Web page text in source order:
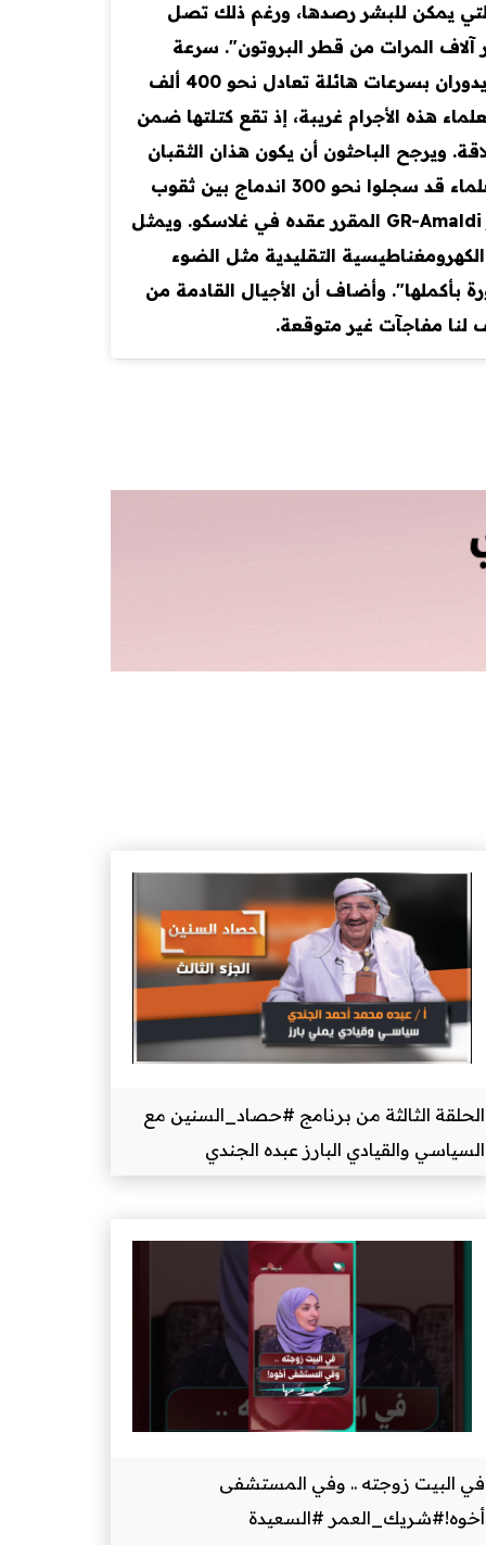
يمكن للبشر رصدها، ورغم ذلك تصل
آلاف المرات من قطر البروتون". سرعة
هائلة وقد كشفت تحليلات الإشارة أن الثقبين الأسودين كانت كتلتهما 103 و137 ضعف كتلة الشمس، وكانا يدوران بسرعات هائلة تعادل نحو 400 ألف
هذه الأجرام غريبة، إذ تقع كتلتها ضمن
ويرجح الباحثون أن يكون هذان الثقبان
نفسيهما نتاج اندماجات سابقة بين ثقوب سوداء أصغر، وهو ما يفسر ضخامتهما وسرعة دورانهما. وكان العلماء قد سجلوا نحو 300 اندماج بين ثقوب
سوداء عبر موجات الجاذبية. لكن هذا الحدث الأخير قلب الموازين العلمية، وسيتم عرضه تفصيليًا في مؤتمر GR-Amaldi المقرر عقده في غلاسكو. ويمثل
التقليدية مثل الضوء
بأكملها". وأضاف أن الأجيال القادمة من
الحلقة الثالثة من برنامج #حصاد_السنين مع
السياسي والقيادي البارز عبده الجندي
في البيت زوجته .. وفي المستشفى
أخوه!#شريك_العمر #السعيدة